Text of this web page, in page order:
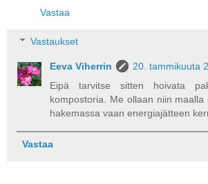
Vastaa
Vastaukset
Eeva Viherrin
20. tammikuuta
Eipä tarvitse sitten hoivata
kompostoria. Me ollaan niin
hakemassa vaan energiajätteen
Vastaa